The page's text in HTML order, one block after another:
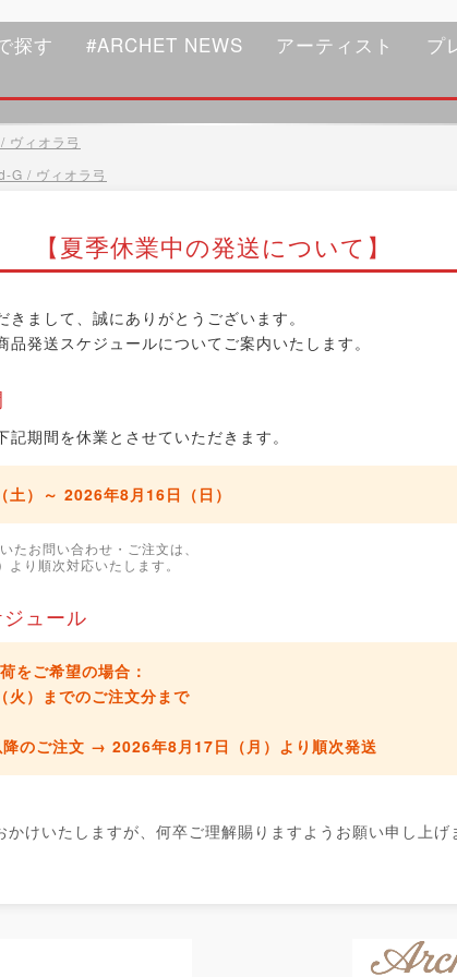
探す #ARCHET NEWS アーティスト プ
ィオラ弓
G / ヴィオラ弓
【夏季休業中の発送について】
きまして、誠にありがとうございます。
品発送スケジュールについてご案内いたします。
記期間を休業とさせていただきます。
）～ 2026年8月16日（日）
たお問い合わせ・ご注文は、
より順次対応いたします。
ュール
をご希望の場合：
火）までのご注文分 まで
降のご注文 → 2026年8月17日（月）より順次発送
かけいたしますが、何卒ご理解賜りますようお願い申し上げ